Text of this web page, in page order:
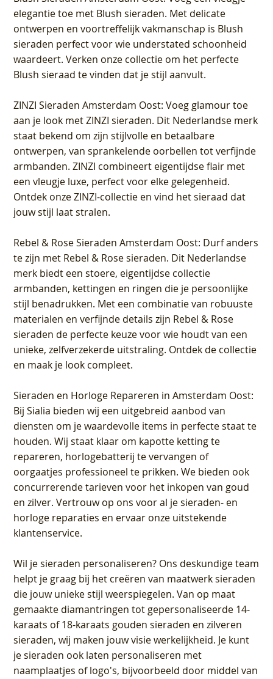
elegantie toe met Blush sieraden. Met delicate
ontwerpen en voortreffelijk vakmanschap is Blush
sieraden perfect voor wie understated schoonheid
waardeert. Verken onze collectie om het perfecte
Blush sieraad te vinden dat je stijl aanvult.
ZINZI Sieraden Amsterdam Oost: Voeg glamour toe
aan je look met ZINZI sieraden. Dit Nederlandse merk
staat bekend om zijn stijlvolle en betaalbare
ontwerpen, van sprankelende oorbellen tot verfijnde
armbanden. ZINZI combineert eigentijdse flair met
een vleugje luxe, perfect voor elke gelegenheid.
Ontdek onze ZINZI-collectie en vind het sieraad dat
jouw stijl laat stralen.
Rebel & Rose Sieraden Amsterdam Oost: Durf anders
te zijn met Rebel & Rose sieraden. Dit Nederlandse
merk biedt een stoere, eigentijdse collectie
armbanden, kettingen en ringen die je persoonlijke
stijl benadrukken. Met een combinatie van robuuste
materialen en verfijnde details zijn Rebel & Rose
sieraden de perfecte keuze voor wie houdt van een
unieke, zelfverzekerde uitstraling. Ontdek de collectie
en maak je look compleet.
Sieraden en Horloge Repareren in Amsterdam Oost:
Bij Sialia bieden wij een uitgebreid aanbod van
diensten om je waardevolle items in perfecte staat te
houden. Wij staat klaar om kapotte ketting te
repareren, horlogebatterij te vervangen of
oorgaatjes professioneel te prikken. We bieden ook
concurrerende tarieven voor het inkopen van goud
en zilver. Vertrouw op ons voor al je sieraden- en
horloge reparaties en ervaar onze uitstekende
klantenservice.
Wil je sieraden personaliseren? Ons deskundige team
helpt je graag bij het creëren van maatwerk sieraden
die jouw unieke stijl weerspiegelen. Van op maat
gemaakte diamantringen tot gepersonaliseerde 14-
karaats of 18-karaats gouden sieraden en zilveren
sieraden, wij maken jouw visie werkelijkheid. Je kunt
je sieraden ook laten personaliseren met
naamplaatjes of logo's, bijvoorbeeld door middel van